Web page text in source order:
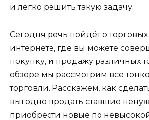
и легко решить такую задачу.
Сегодня речь пойдёт о
интернете, где вы можете
покупку, и продажу различных
обзоре мы рассмотрим все
торговли. Расскажем, как
выгодно продать ставшие
приобрести новые по